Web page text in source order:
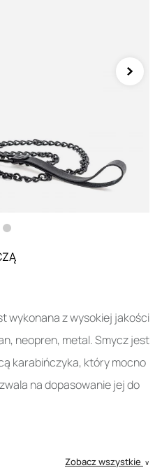
wykonana z wysokiej jakości
neopren, metal. Smycz jest
karabińczyka, który mocno
na dopasowanie jej do
Zobacz wszystkie ∨